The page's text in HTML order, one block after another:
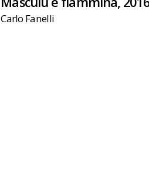
Carlo Fanelli